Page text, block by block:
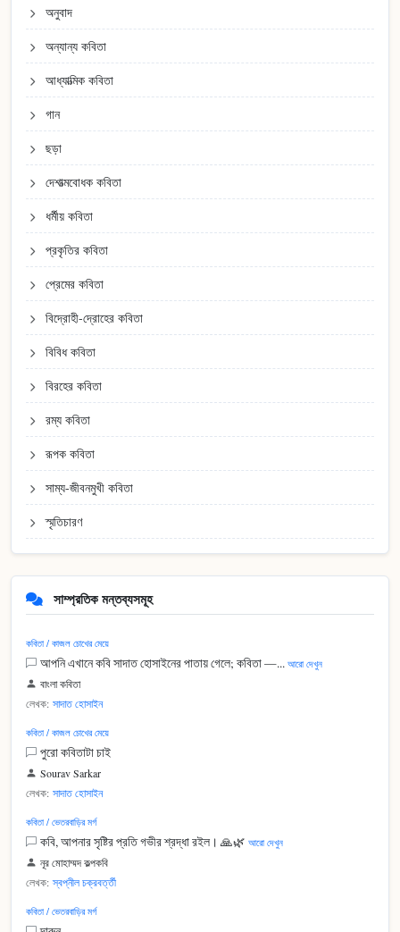
অনুবাদ
অন্যান্য কবিতা
আধ্যাত্মিক কবিতা
গান
ছড়া
দেশাত্মবোধক কবিতা
ধর্মীয় কবিতা
প্রকৃতির কবিতা
প্রেমের কবিতা
বিদ্রোহী-দ্রোহের কবিতা
বিবিধ কবিতা
বিরহের কবিতা
রম্য কবিতা
রূপক কবিতা
সাম্য-জীবনমুখী কবিতা
স্মৃতিচারণ
সাম্প্রতিক মন্তব্যসমূহ
কবিতা / কাজল চোখের মেয়ে
আপনি এখানে কবি সাদাত হোসাইনের পাতায় গেলে; কবিতা —... আরো দেখুন
বাংলা কবিতা
লেখক: সাদাত হোসাইন
কবিতা / কাজল চোখের মেয়ে
পুরো কবিতাটা চাই
Sourav Sarkar
লেখক: সাদাত হোসাইন
কবিতা / ভেতরবাড়ির মর্গ
কবি, আপনার সৃষ্টির প্রতি গভীর শ্রদ্ধা রইল। 🙏🌿 আরো দেখুন
নূর মোহাম্মদ কল্পকবি
লেখক: স্বপ্নীল চক্রবর্ত্তী
কবিতা / ভেতরবাড়ির মর্গ